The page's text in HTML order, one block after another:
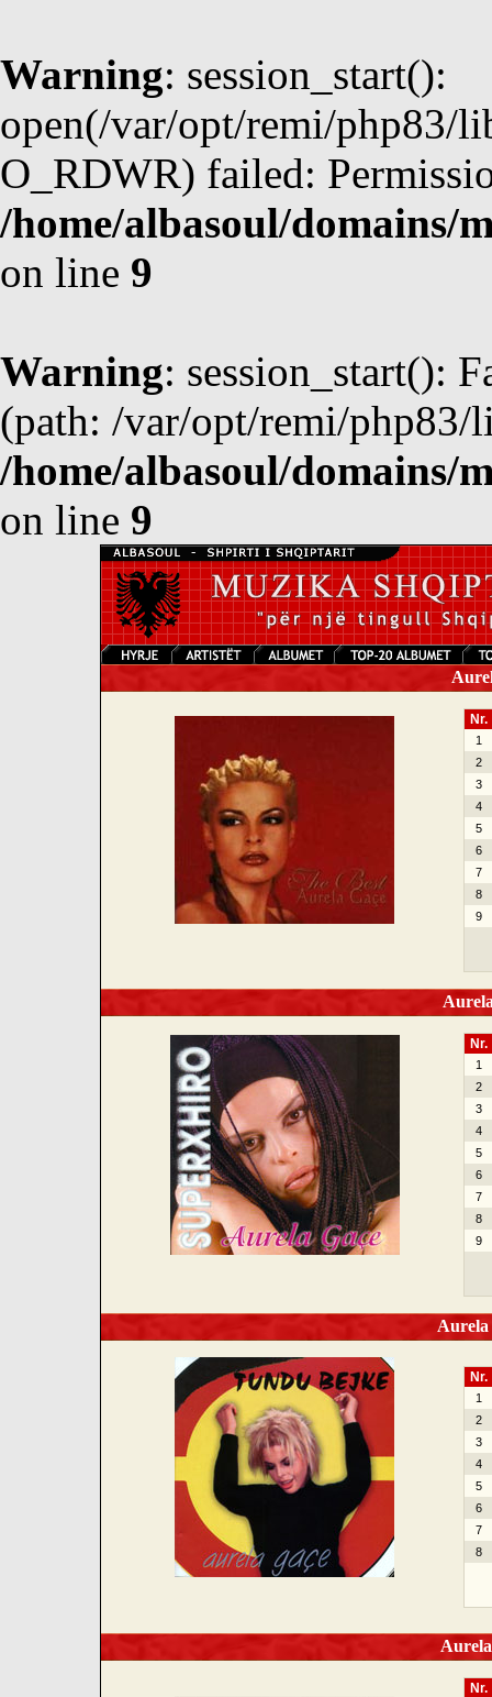
Warning: session_start():
open(/var/opt/remi/php83/
O_RDWR) failed:
/home/albasoul/domains/
on line 9
Warning: session_start():
(path: /var/opt/remi/php83/
/home/albasoul/domains/
on line 9
Nr.
1
2
3
4
5
6
7
8
9
Nr.
1
2
3
4
5
6
7
8
9
Nr.
1
2
3
4
5
6
7
8
Nr.